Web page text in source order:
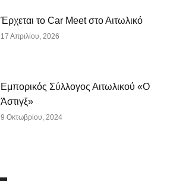
Έρχεται το Car Meet στο Αιτωλικό
17 Απριλίου, 2026
Εμπορικός Σύλλογος Αιτωλικού «Ο
Άστιγξ»
9 Οκτωβρίου, 2024